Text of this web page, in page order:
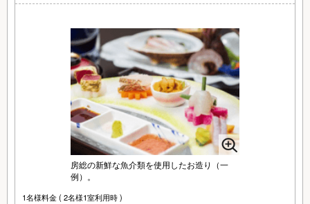
房総の新鮮な魚介類を使用したお造り（一
例）。
1名様料金( 2名様1室利用時 )